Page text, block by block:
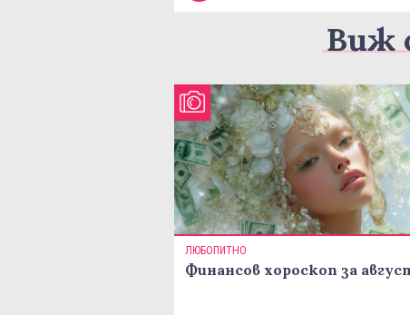
Виж
ЛЮБОПИТНО
Финансов хороскоп за